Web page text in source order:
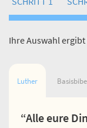
Ihre Auswahl
Luther
“Alle eure